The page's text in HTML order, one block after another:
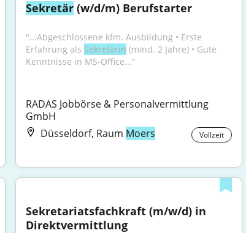
Sekretär (w/d/m) Berufstarter
"...Abgeschlossene kfm. Ausbildung • Erste
Erfahrung als Sekretärin (mind. 2 Jahre) • Gute
Kenntnisse in MS-Office..."
RADAS Jobbörse & Personalvermittlung
GmbH
Düsseldorf, Raum Moers Vollzeit
Sekretariatsfachkraft (m/w/d) in
Direktvermittlung